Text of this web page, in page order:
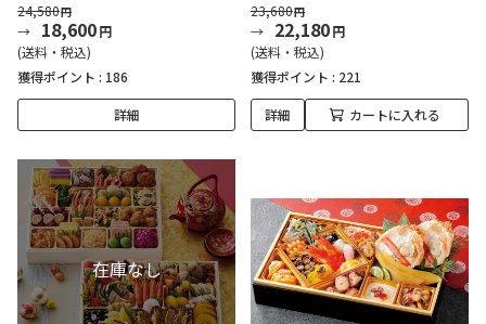
24,580円
18,600円
(送料・税込)
獲得ポイント : 186
詳細
23,680円
22,180円
(送料・税込)
獲得ポイント : 221
詳細 カートに入れる